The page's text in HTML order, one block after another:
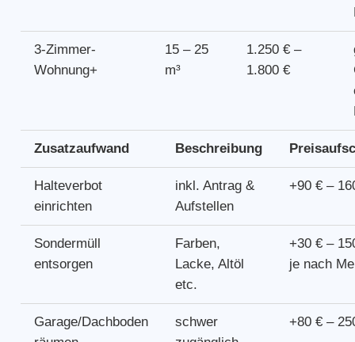
3-Zimmer-
Wohnung+
15 – 25
m³
1.250 € –
1.800 €
Zusatzaufwand Beschreibung
Halteverbot
einrichten
inkl. Antrag &
Aufstellen
+90 € –
Sondermüll
entsorgen
Farben,
Lacke, Altöl
etc.
+30 € –
je nach
Garage/Dachboden
schwer
+80 € –